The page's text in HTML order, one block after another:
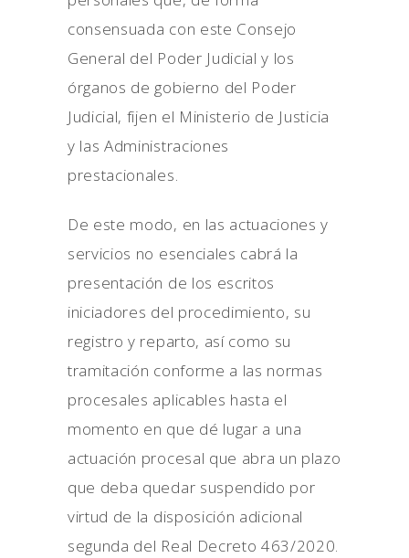
consensuada con este Consejo
General del Poder Judicial y los
órganos de gobierno del Poder
Judicial, fijen el Ministerio de Justicia
y las Administraciones
prestacionales.
De este modo, en las actuaciones y
servicios no esenciales cabrá la
presentación de los escritos
iniciadores del procedimiento, su
registro y reparto, así como su
tramitación conforme a las normas
procesales aplicables hasta el
momento en que dé lugar a una
actuación procesal que abra un plazo
que deba quedar suspendido por
virtud de la disposición adicional
segunda del Real Decreto 463/2020.